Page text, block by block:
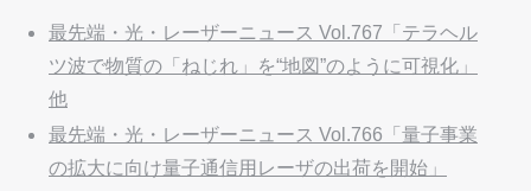
最先端・光・レーザーニュース Vol.767「テラヘル
ツ波で物質の「ねじれ」を“地図”のように可視化」
他
最先端・光・レーザーニュース Vol.766「量子事業
の拡大に向け量子通信用レーザの出荷を開始」